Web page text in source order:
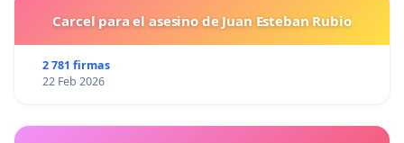
Carcel para el asesino de Juan Esteban Rubio
2 781 firmas
22 Feb 2026